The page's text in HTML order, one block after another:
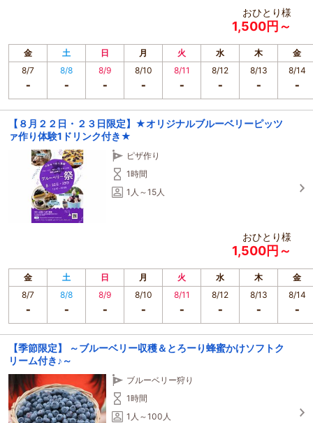
おひとり様
1,500円～
金 土 日 月 火 水 木
金
8/7
8/8 8/9 8/10 8/11 8/12 8/13 8/14
【８月２２日・２３日限定】★オリジナルブルーベリーピッツ
ァ作り体験1ドリンク付き★
ピザ作り
1時間
1人～15人
おひとり様
1,500円～
金 土 日 月 火 水 木
金
8/7
8/8 8/9 8/10 8/11 8/12 8/13 8/14
【季節限定】 ～ブルーベリー収穫＆とろーり蜂蜜かけソフトク
リーム付き♪～
ブルーベリー狩り
1時間
1人～100人